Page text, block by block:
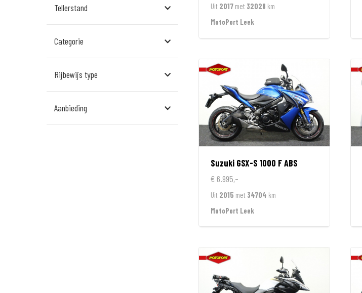
Den Bosch
Hillegom
Leek
Leeuwarden
Tellerstand
Categorie
Rijbewijs type
Aanbieding
Uit 2017met 32028 km
MotoPort Leek
Suzuki GSX-S 1000 F ABS
€ 6.995,-
Uit 2015 met 34704 km
MotoPort Leek